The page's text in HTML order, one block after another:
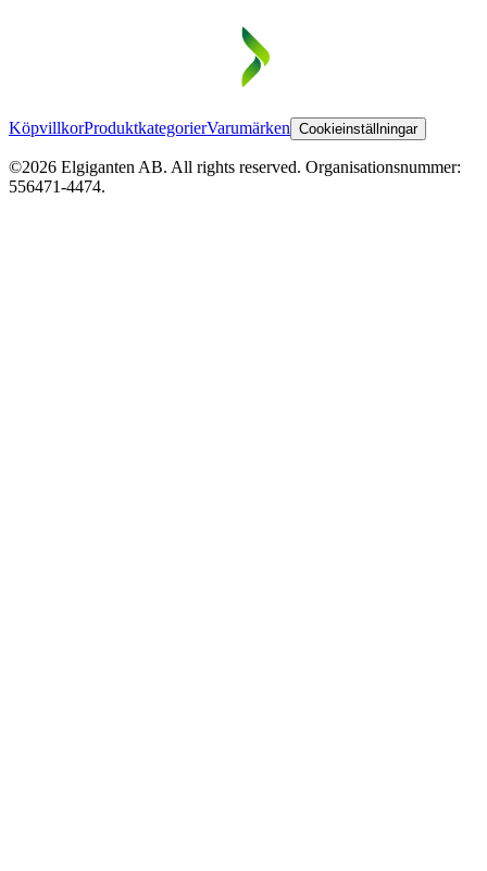
KöpvillkorProduktkategorierVarumärken Cookieinställningar
©2026 Elgiganten AB. All rights reserved. Organisationsnummer:
556471-4474.